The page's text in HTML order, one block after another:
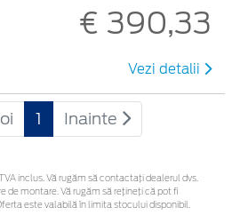
€ 390,33
Vezi detalii
1 Inainte
inclus. Vă rugăm să contactaţi dealerul dvs.
de montare. Vă rugăm să rețineți că pot fi
este valabilă în limita stocului disponibil.